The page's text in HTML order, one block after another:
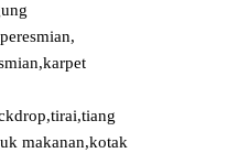
makanan,kotak